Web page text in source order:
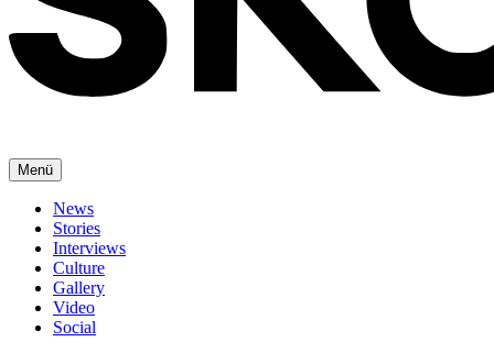
Menü
News
Stories
Interviews
Culture
Gallery
Video
Social